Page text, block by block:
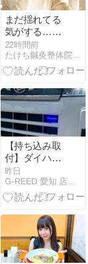
まだ揺れてる
気がする…地
震後めまいと
薬の正しい知
識
22時間前
【持ち込み取
付】ダイハツ
ハイゼットカ
ーゴ マーカー
ランプ取付で
ｺﾐｺﾐ11万
昨日